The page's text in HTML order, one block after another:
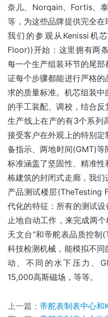
奈儿、Norqain、Fortis、
等，为这些品牌提供完全在
我们的参观从Kenissi机
Floor))开始：这里拥有两
每一个生产组装环节的尾
证每个步骤都能进行严格
求的质量标准。机芯组装
的手工装配、调校，结合
生产线上在产的有3个系列
接受客户在外观上的特别
备指示、两地时间(GMT)
标准涵盖了坚固性、精准
栋建筑的封闭式走廊，我们
产品测试楼层(TheTesting
代化的特征：所有的测试
止地自动工作，来完成两
天文台”和帝舵表品质控制
科技检测机械，能模拟不
动、不同的水下压力、
15,000高斯磁场，等等。
上一篇： 帝舵表制表中心和